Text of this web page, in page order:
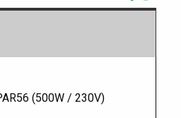
(500W / 230V)